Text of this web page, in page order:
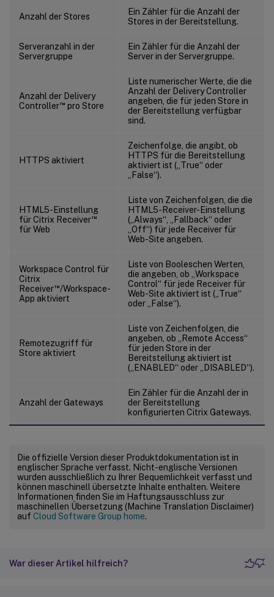
Anzahl der Stores
Ein Zähler für die Anzahl der
Stores in der Bereitstellung.
Serveranzahl in der
Servergruppe
Ein Zähler für die Anzahl der
Server in der Servergruppe.
Anzahl der Delivery
Controller™ pro Store
Liste numerischer Werte, die die
Anzahl der Delivery Controller
angeben, die für jeden Store in
der Bereitstellung verfügbar
sind.
HTTPS aktiviert
Zeichenfolge, die angibt, ob
HTTPS für die Bereitstellung
aktiviert ist („True“ oder
„False“).
HTML5-Einstellung
für Citrix Receiver™
für Web
Liste von Zeichenfolgen, die die
HTML5-Receiver-Einstellung
(„Always“, „Fallback“ oder
„Off“) für jede Receiver für
Web-Site angeben.
Workspace Control für
Citrix
Receiver™/Workspace-
App aktiviert
Liste von Booleschen Werten,
die angeben, ob „Workspace
Control“ für jede Receiver für
Web-Site aktiviert ist („True“
oder „False“).
Remotezugriff für
Store aktiviert
Liste von Zeichenfolgen, die
angeben, ob „Remote Access“
für jeden Store in der
Bereitstellung aktiviert ist
(„ENABLED“ oder „DISABLED“).
Anzahl der Gateways
Ein Zähler für die Anzahl der in
der Bereitstellung
konfigurierten Citrix Gateways.
Die offizielle Version dieser Produktdokumentation ist in
englischer Sprache verfasst. Nicht-englische Versionen
wurden ausschließlich zu Ihrer Bequemlichkeit verfasst und
können maschinell übersetzte Inhalte enthalten. Weitere
Informationen finden Sie im Haftungsausschluss zur
maschinellen Übersetzung (Machine Translation Disclaimer)
auf Cloud Software Group home.
War dieser Artikel hilfreich?